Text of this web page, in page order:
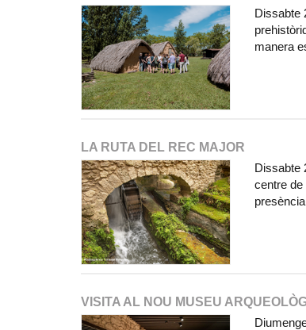
Dissabte
manera
LA RUTA DEL REC MAJOR
Dissabte
centre
VISITA AL NOU MUSEU